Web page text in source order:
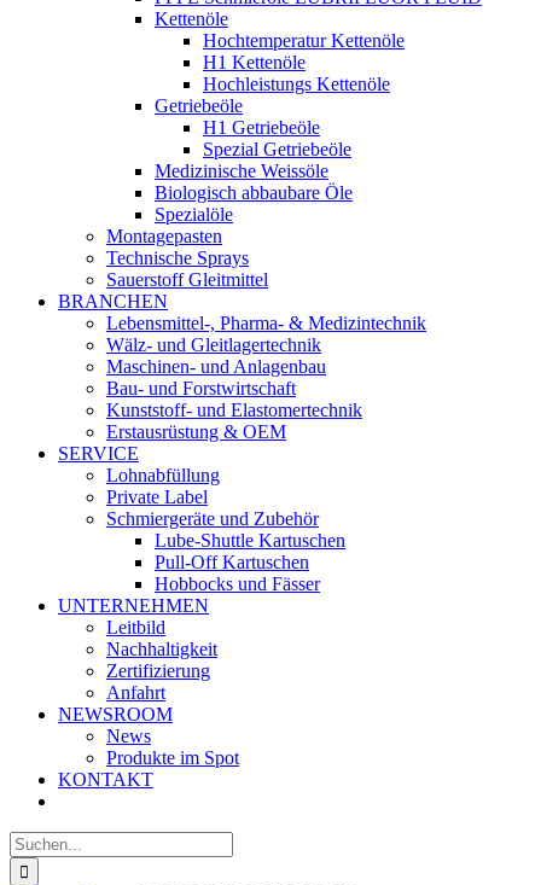
Kettenöle
Hochtemperatur Kettenöle
H1 Kettenöle
Hochleistungs Kettenöle
Getriebeöle
H1 Getriebeöle
Spezial Getriebeöle
Medizinische Weissöle
Biologisch abbaubare Öle
Spezialöle
Montagepasten
Technische Sprays
Sauerstoff Gleitmittel
BRANCHEN
Lebensmittel-, Pharma- & Medizintechnik
Wälz- und Gleitlagertechnik
Maschinen- und Anlagenbau
Bau- und Forstwirtschaft
Kunststoff- und Elastomertechnik
Erstausrüstung & OEM
SERVICE
Lohnabfüllung
Private Label
Schmiergeräte und Zubehör
Lube-Shuttle Kartuschen
Pull-Off Kartuschen
Hobbocks und Fässer
UNTERNEHMEN
Leitbild
Nachhaltigkeit
Zertifizierung
Anfahrt
NEWSROOM
News
Produkte im Spot
KONTAKT
Suche
nach: